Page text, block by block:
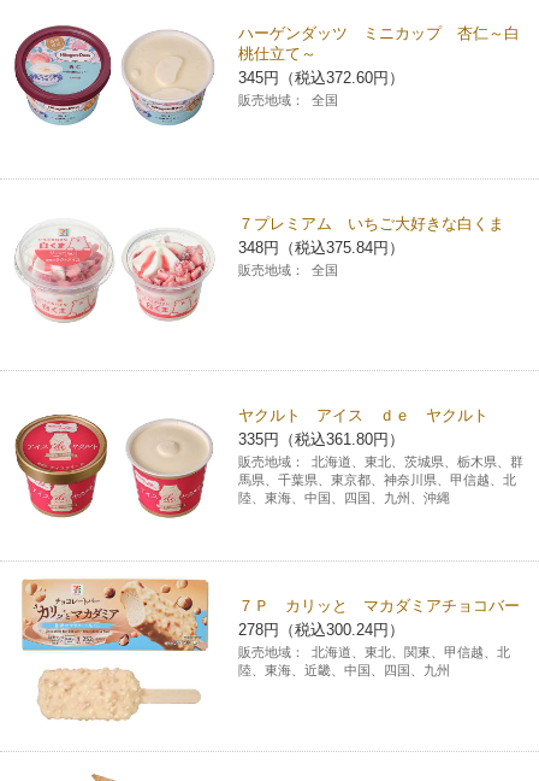
ハーゲンダッツ ミニカップ 杏仁～白
桃仕立て～
345円（税込372.60円）
販売地域： 全国
７プレミアム いちご大好きな白くま
348円（税込375.84円）
販売地域： 全国
ヤクルト アイス ｄｅ ヤクルト
335円（税込361.80円）
販売地域：
北海道、東北、茨城県、栃木県、群
馬県、千葉県、東京都、神奈川県、甲信越、北
陸、東海、中国、四国、九州、沖縄
７Ｐ カリッと マカダミアチョコバー
278円（税込300.24円）
販売地域：
北海道、東北、関東、甲信越、北
陸、東海、近畿、中国、四国、九州